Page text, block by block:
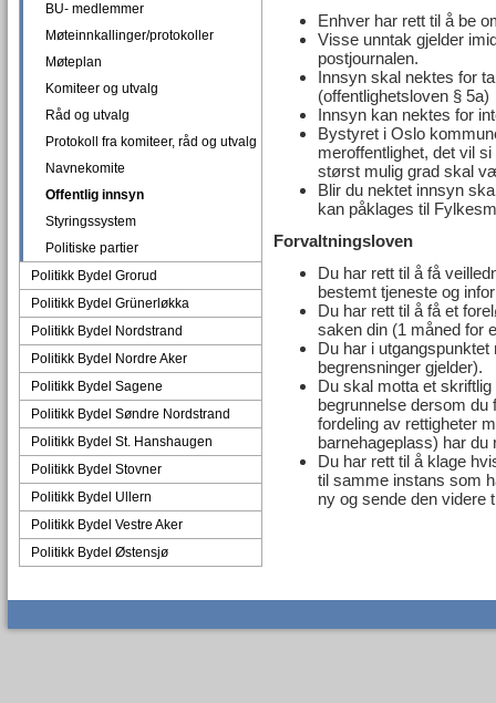
BU- medlemmer
Møteinnkallinger/protokoller
Møteplan
Komiteer og utvalg
Råd og utvalg
Protokoll fra komiteer, råd og utvalg
Navnekomite
Offentlig innsyn
Styringssystem
Politiske partier
Politikk Bydel Grorud
Politikk Bydel Grünerløkka
Politikk Bydel Nordstrand
Politikk Bydel Nordre Aker
Politikk Bydel Sagene
Politikk Bydel Søndre Nordstrand
Politikk Bydel St. Hanshaugen
Politikk Bydel Stovner
Politikk Bydel Ullern
Politikk Bydel Vestre Aker
Politikk Bydel Østensjø
Enhver har rett til å be
Visse unntak gjelder
postjournalen.
Innsyn skal nektes for
(offentlighetsloven § 5a)
Innsyn kan nektes for
Bystyret i Oslo
meroffentlighet, det vil
størst mulig grad skal
Blir du nektet innsyn
kan påklages til
Forvaltningsloven
Du har rett til å få
bestemt tjeneste og
Du har rett til å få et
saken din (1 måned for
Du har i
begrensninger gjelder).
Du skal motta et
begrunnelse dersom
fordeling av rettigheter
barnehageplass) har
Du har rett til å klage
til samme instans som
ny og sende den videre